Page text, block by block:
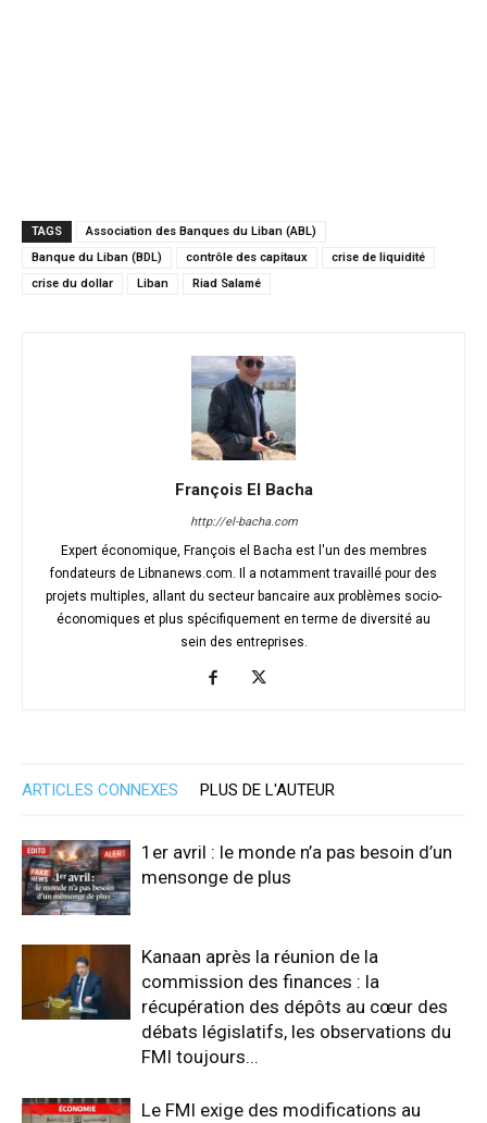
TAGS
Association des Banques du Liban (ABL)
Banque du Liban (BDL)
contrôle des capitaux
crise de liquidité
crise du dollar
Liban Riad Salamé
François El Bacha
http://el-bacha.com
Expert économique, François el Bacha est l'un des membres
fondateurs de Libnanews.com. Il a notamment travaillé pour des
projets multiples, allant du secteur bancaire aux problèmes socio-
économiques et plus spécifiquement en terme de diversité au
sein des entreprises.
ARTICLES CONNEXES PLUS DE L'AUTEUR
1er avril : le monde n’a pas besoin d’un
mensonge de plus
Kanaan après la réunion de la
commission des finances : la
récupération des dépôts au cœur des
débats législatifs, les observations du
FMI toujours...
Le FMI exige des modifications au